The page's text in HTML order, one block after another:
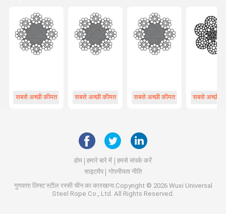
सबसे अच्छी कीमत सबसे अच्छी कीमत सबसे अच्छी कीमत सबसे अच्छी
होम हमारे बारे में
हमसे संपर्क करें
साइटमैप
गोपनीयता नीति
गुणवत्ता लिफ्ट स्टील रस्सीचीन का कारखाना.Copyright © 2026 Wuxi Universal
Steel Rope Co., Ltd. All Rights Reserved.